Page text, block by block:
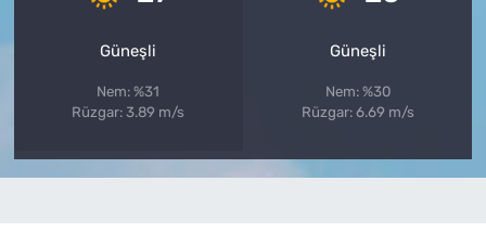
Güneşli
Nem: %31
Rüzgar: 3.89 m/s
Güneşli
Nem: %30
Rüzgar: 6.69 m/s